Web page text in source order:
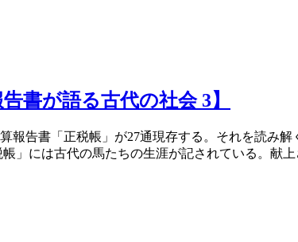
書が語る古代の社会 3】
報告書「正税帳」が27通現存する。それを読み
」には古代の馬たちの生涯が記されている。献